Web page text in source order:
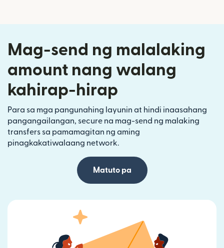
Mag-send ng malalaking
amount nang walang
kahirap-hirap
Para sa mga pangunahing layunin at hindi inaasahang
pangangailangan, secure na mag-send ng malaking
transfers sa pamamagitan ng aming
pinagkakatiwalaang network.
Matuto pa